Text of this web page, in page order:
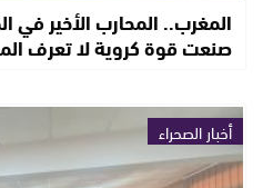
المغرب.. المحارب الأخير في
صنعت قوة كروية لا تعرف
أخبار الصحراء